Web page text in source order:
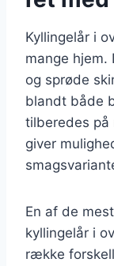
Kyllingelår i
mange hjem.
og sprøde
blandt både
tilberedes på
giver
En af de
kyllingelår i
række